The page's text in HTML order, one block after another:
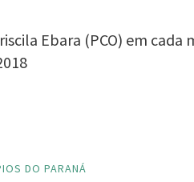
Ebara (PCO) em cada
DO PARANÁ